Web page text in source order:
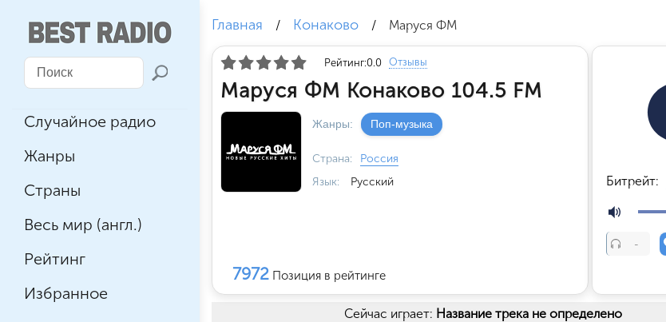
Случайное радио
Жанры
Страны
Весь мир (англ.)
Рейтинг
Избранное
Главная / Конаково / Маруся ФМ
Рейтинг:0.0 Отзывы
Маруся ФМ Конаково 104.5 FM
Жанры: Поп-музыка
Страна:
Россия
Язык:
Русский Битрейт:
-
7972 Позиция в рейтинге
Сейчас играет: Название трека не определено